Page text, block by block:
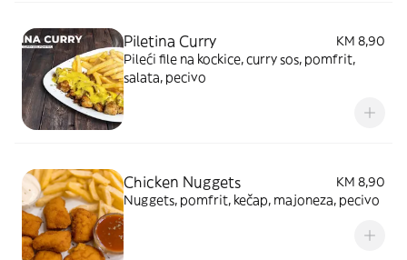
Piletina Curry
KM 8,90
Pileći file na kockice, curry sos, pomfrit,
salata, pecivo
Chicken Nuggets
KM 8,90
Nuggets, pomfrit, kečap, majoneza, pecivo